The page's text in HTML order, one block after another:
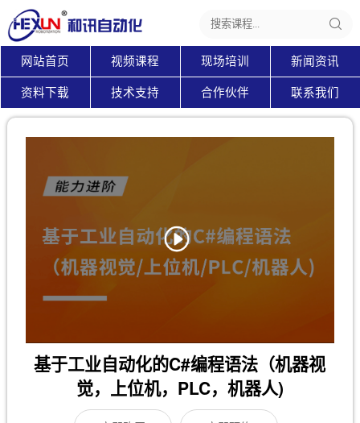
网站首页 视频课程 现场培训 新闻资讯
资料下载 技术支持 合作伙伴 联系我们
基于工业自动化的C#编程语法（机器视
觉，上位机，PLC，机器人)